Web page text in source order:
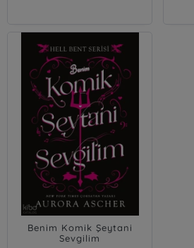
Benim Komik Şeytani
Sevgilim